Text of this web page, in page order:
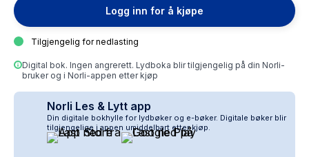
Logg inn for å kjøpe
Tilgjengelig for nedlasting
Digital bok. Ingen angrerett. Lydboka blir tilgjengelig på din Norli-
bruker og i Norli-appen etter kjøp
Norli Les & Lytt app
Din digitale bokhylle for lydbøker og e-bøker. Digitale bøker blir
tilgjengelige i appen umiddelbart etter kjøp.